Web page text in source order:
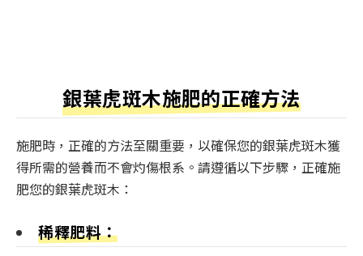
銀葉虎斑木施肥的正確方法
施肥時，正確的方法至關重要，以確保您的銀葉虎斑木獲
得所需的營養而不會灼傷根系。請遵循以下步驟，正確施
肥您的銀葉虎斑木：
稀釋肥料：